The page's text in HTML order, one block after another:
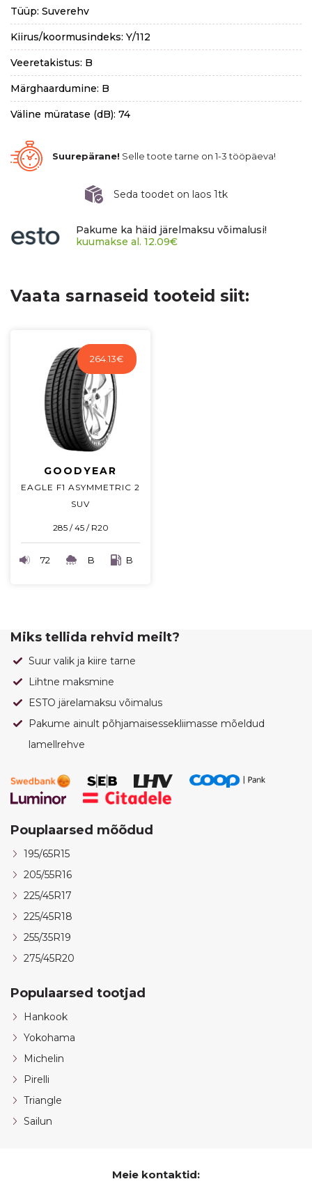
Tüüp: Suverehv
Kiirus/koormusindeks: Y/112
Veeretakistus: B
Märghaardumine: B
Väline müratase (dB): 74
Suurepärane! Selle toote tarne on 1-3 tööpäeva!
Seda toodet on laos 1tk
Pakume ka häid järelmaksu võimalusi!
kuumakse al. 12.09€
Vaata sarnaseid tooteid siit:
264.13€
GOODYEAR
EAGLE F1 ASYMMETRIC 2
SUV
285 / 45 / R20
72 B B
Miks tellida rehvid meilt?
Suur valik ja kiire tarne
Lihtne maksmine
ESTO järelamaksu võimalus
Pakume ainult põhjamaisessekliimasse mõeldud
lamellrehve
Pouplaarsed mõõdud
195/65R15
205/55R16
225/45R17
225/45R18
255/35R19
275/45R20
Populaarsed tootjad
Hankook
Yokohama
Michelin
Pirelli
Triangle
Sailun
Meie kontaktid: